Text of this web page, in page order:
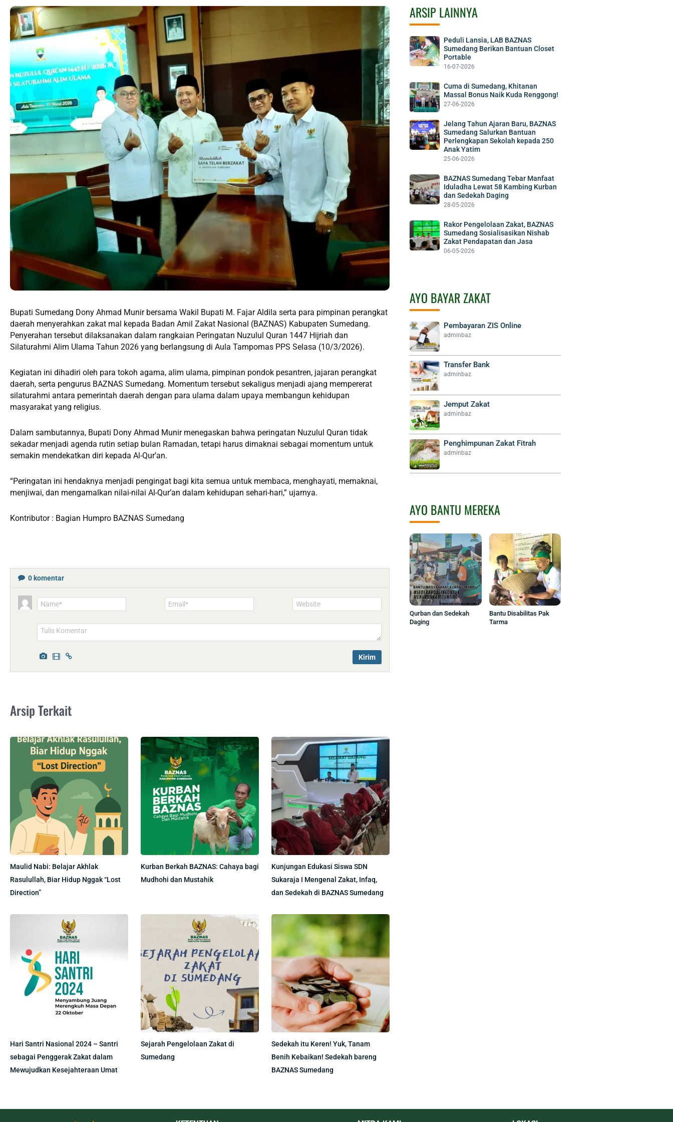
Bupati Sumedang Dony Ahmad Munir bersama Wakil Bupati M. Fajar Aldila serta para pimpinan perangkat
daerah menyerahkan zakat mal kepada Badan Amil Zakat Nasional (BAZNAS) Kabupaten Sumedang.
Penyerahan tersebut dilaksanakan dalam rangkaian Peringatan Nuzulul Quran 1447 Hijriah dan
Silaturahmi Alim Ulama Tahun 2026 yang berlangsung di Aula Tampomas PPS Selasa (10/3/2026).
Kegiatan ini dihadiri oleh para tokoh agama, alim ulama, pimpinan pondok pesantren, jajaran perangkat
daerah, serta pengurus BAZNAS Sumedang. Momentum tersebut sekaligus menjadi ajang mempererat
silaturahmi antara pemerintah daerah dengan para ulama dalam upaya membangun kehidupan
masyarakat yang religius.
Dalam sambutannya, Bupati Dony Ahmad Munir menegaskan bahwa peringatan Nuzulul Quran tidak
sekadar menjadi agenda rutin setiap bulan Ramadan, tetapi harus dimaknai sebagai momentum untuk
semakin mendekatkan diri kepada Al-Qur’an.
“Peringatan ini hendaknya menjadi pengingat bagi kita semua untuk membaca, menghayati, memaknai,
menjiwai, dan mengamalkan nilai-nilai Al-Qur’an dalam kehidupan sehari-hari,” ujarnya.
Kontributor : Bagian Humpro BAZNAS Sumedang
0komentar
Name* Email* Website
Arsip Terkait
Maulid Nabi: Belajar Akhlak
Rasulullah, Biar Hidup Nggak “Lost
Direction”
Kurban Berkah BAZNAS: Cahaya bagi
Mudhohi dan Mustahik
Kunjungan Edukasi Siswa SDN
Sukaraja I Mengenal Zakat, Infaq,
dan Sedekah di BAZNAS Sumedang
Hari Santri Nasional 2024 – Santri
sebagai Penggerak Zakat dalam
Mewujudkan Kesejahteraan Umat
Sejarah Pengelolaan Zakat di
Sumedang
Sedekah itu Keren! Yuk, Tanam
Benih Kebaikan! Sedekah bareng
BAZNAS Sumedang
ARSIP LAINNYA
Peduli Lansia, LAB BAZNAS
Sumedang Berikan Bantuan Closet
Portable
16-07-2026
Cuma di Sumedang, Khitanan
Massal Bonus Naik Kuda Renggong!
27-06-2026
Jelang Tahun Ajaran Baru, BAZNAS
Sumedang Salurkan Bantuan
Perlengkapan Sekolah kepada 250
Anak Yatim
25-06-2026
BAZNAS Sumedang Tebar Manfaat
Iduladha Lewat 58 Kambing Kurban
dan Sedekah Daging
28-05-2026
Rakor Pengelolaan Zakat, BAZNAS
Sumedang Sosialisasikan Nishab
Zakat Pendapatan dan Jasa
06-05-2026
AYO BAYAR ZAKAT
Pembayaran ZIS Online
adminbaz
Transfer Bank
adminbaz
Jemput Zakat
adminbaz
Penghimpunan Zakat Fitrah
adminbaz
AYO BANTU MEREKA
Qurban dan Sedekah
Daging
Bantu Disabilitas Pak
Tarma